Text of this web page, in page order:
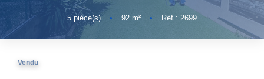
AGENCES
5pièce(s) • 92 m² • Réf : 2699
Vendu